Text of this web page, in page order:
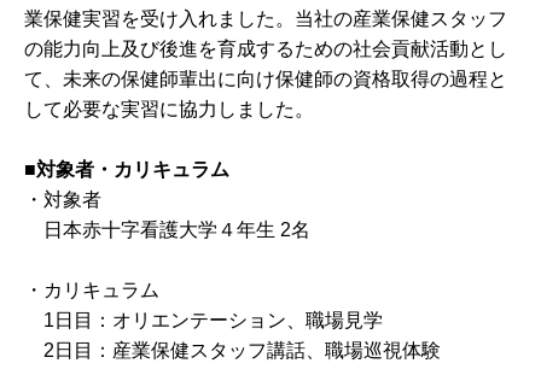
業保健実習を受け入れました。当社の産業保健スタッフ
の能力向上及び後進を育成するための社会貢献活動とし
て、未来の保健師輩出に向け保健師の資格取得の過程と
して必要な実習に協力しました。
■対象者・カリキュラム
・対象者
日本赤十字看護大学４年生 2名
・カリキュラム
1日目：オリエンテーション、職場見学
2日目：産業保健スタッフ講話、職場巡視体験